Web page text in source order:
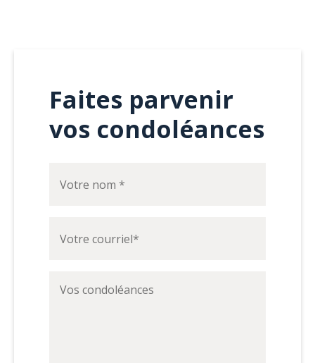
Faites parvenir
vos condoléances